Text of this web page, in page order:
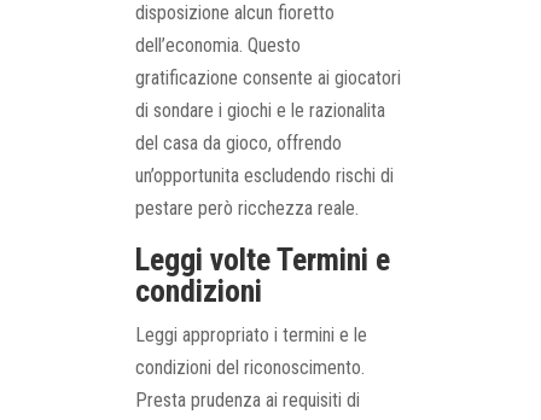
disposizione alcun fioretto
dell’economia. Questo
gratificazione consente ai giocatori
di sondare i giochi e le razionalita
del casa da gioco, offrendo
un’opportunita escludendo rischi di
pestare però ricchezza reale.
Leggi volte Termini e
condizioni
Leggi appropriato i termini e le
condizioni del riconoscimento.
Presta prudenza ai requisiti di